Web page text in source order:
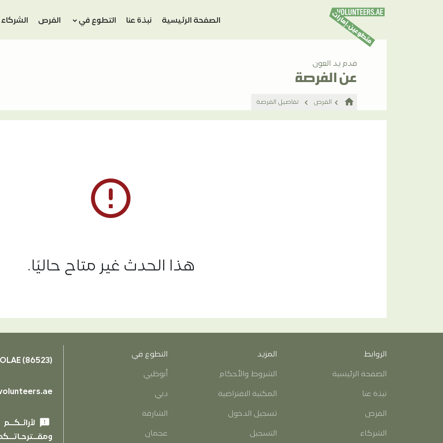
الصفحة الرئيسية نبذة عنا التطوع في الفرص الشركاء
قدم يد العون
عن الفرصة
home الفرص تفاصيل الفرصة
error_outline
هذا الحدث غير متاح حاليًا.
الروابط
الصفحة الرئيسية
نبذة عنا
الفرص
الشركاء
المزيد
الشروط والأحكام
المكتبة الافتراضية
تسجيل الدخول
التسجيل
التطوع في
أبوظبي
دبي
الشارقة
عجمان
(86523)
feedback
لأرائـكــم